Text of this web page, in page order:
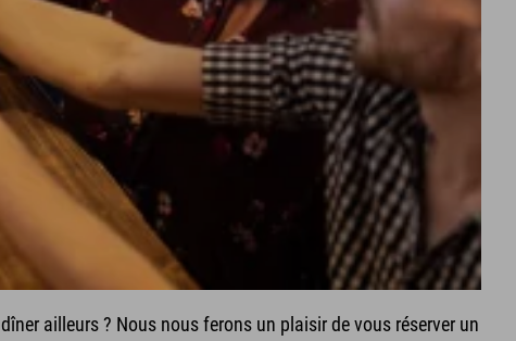
ailleurs ? Nous nous ferons un plaisir de vous réserver un